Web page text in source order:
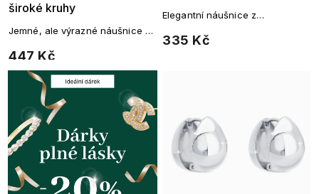
široké kruhy
447 Kč
Jemné, ale výrazné náušnice v
každodenní eleganci.
335 Kč
Elegantní náušnice z
zeleným zirkonem a drobnými